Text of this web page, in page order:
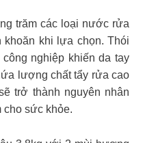
trăm các loại nước rửa
khi lựa chọn. Thói
nghiệp khiến da tay
lượng chất tẩy rửa cao
trở thành nguyên nhân
cho sức khỏe.